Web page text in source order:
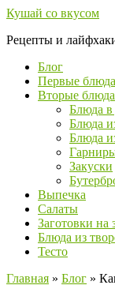
Перейти
контенту
Кушай со вкусом
Рецепты и
Блог
Первые блюда
Вторые блюда
Блюда в
Блюда
Блюда
Закуски
Выпечка
Салаты
Заготовки на
Блюда из
Тесто
Главная » Блог »